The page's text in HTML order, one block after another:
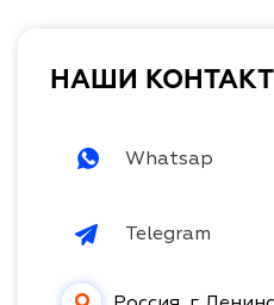
НАШИ
Whatsap
Telegram